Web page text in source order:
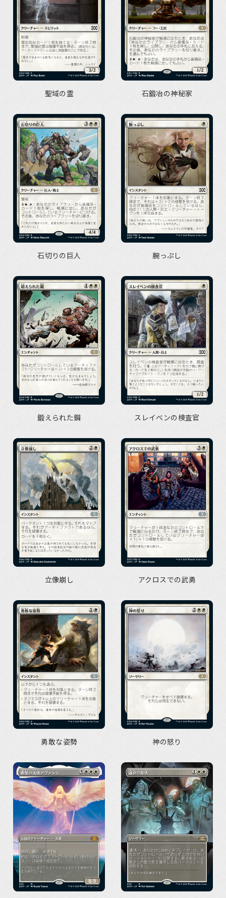
聖域の霊 石鍛冶の神秘家
石切りの巨人 腕っぷし
鍛えられた鋼 スレイベンの検査官
立像崩し アクロスでの武勇
勇敢な姿勢 神の怒り